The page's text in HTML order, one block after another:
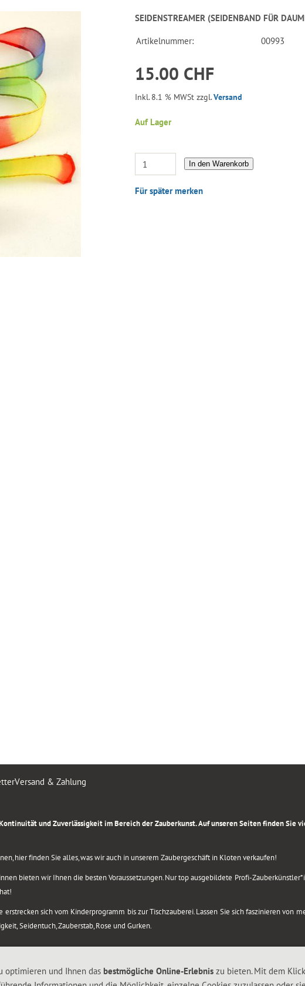
SEIDENSTREAMER (SEIDENBAND FÜR
Artikelnummer: 00993
15.00 CHF
Inkl. 8.1 % MWSt zzgl.Versand
Auf Lager
In den Warenkorb
Für später merken
Versand & Zahlung
und Zuverlässigkeit im Bereich der Zauberkunst. Auf unseren Seiten finden Sie
hier finden Sie alles, was wir auch in unserem Zaubergeschäft in Kloten verkaufen!
bieten wir Ihnen die besten Voraussetzungen. Nur top ausgebildete Profi-
erstrecken sich vom Kinderprogramm bis zur Tischzauberei. Lassen Sie sich faszinieren
Seidentuch, Zauberstab, Rose und Gurken.
optimieren und Ihnen das bestmögliche Online-Erlebnis zu bieten. Mit dem